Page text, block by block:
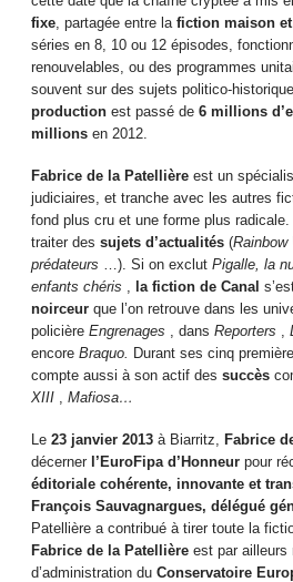
fixe, partagée entre lafiction maison
séries en 8, 10 ou 12 épisodes,
renouvelables, ou des programmes
souvent sur des sujets politico-
production est passé de6 millions
millions en 2012.
Fabrice de la Patellière est un
judiciaires, et tranche avec les autres
fond plus cru et une forme plus
traiter dessujets d’actualités (Rainbow
prédateurs …). Si on exclutPigalle, la
enfants chéris , la fiction de Canal
noirceur que l’on retrouve dans les
policièreEngrenages , dansReporters ,
encoreBraquo. Durant ses cinq
compte aussi à son actif dessuccès
XIII ,Mafiosa…
Le23 janvier 2013 à Biarritz, Fabrice
décerner l’EuroFipa d’Honneur pour
éditoriale cohérente, innovante et
François Sauvagnargues, délégué
Patellière a contribué à tirer toute la
Fabrice de la Patellière est par ailleurs
d’administration duConservatoire